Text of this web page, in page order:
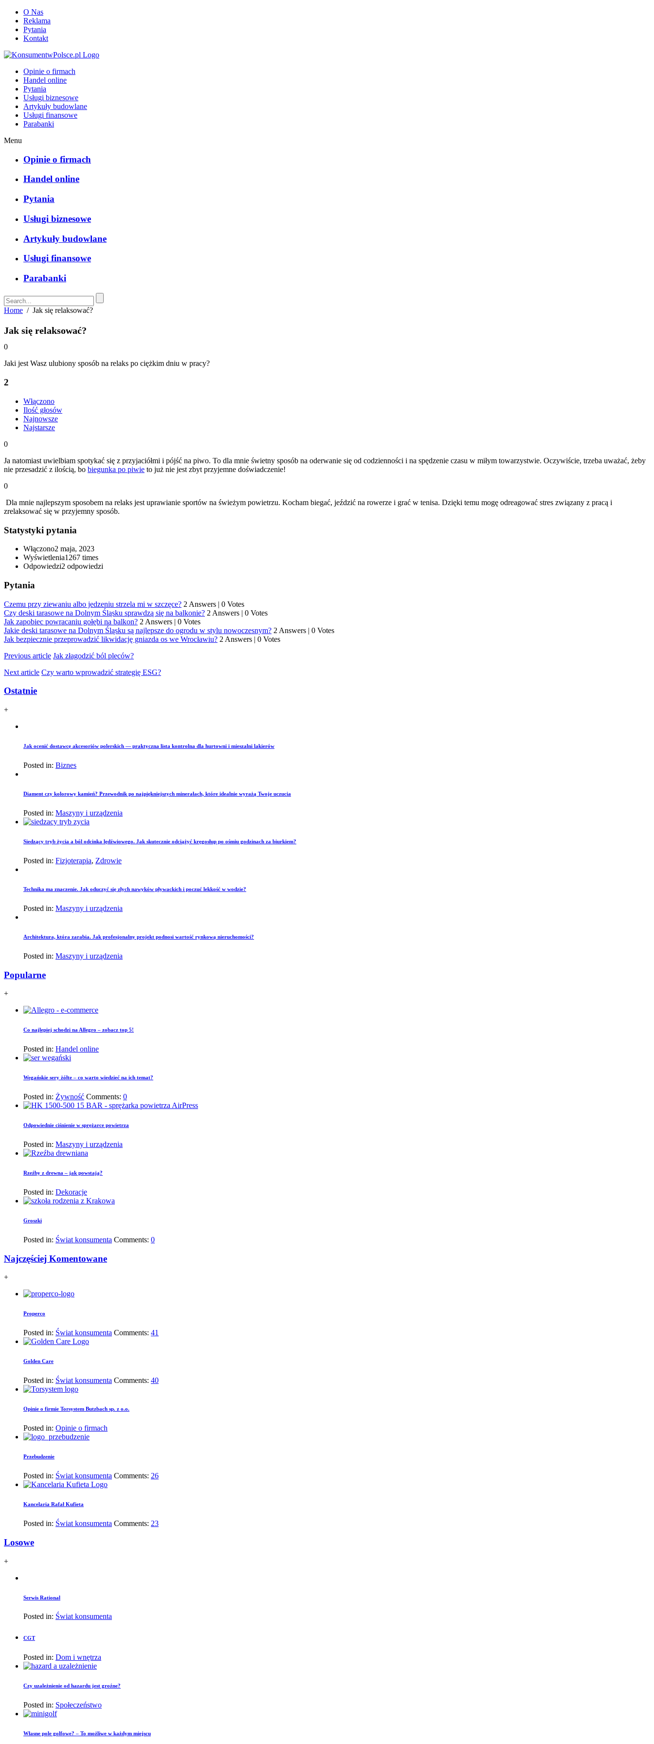
O Nas
Reklama
Pytania
Kontakt
Opinie o firmach
Handel online
Pytania
Usługi biznesowe
Artykuły budowlane
Usługi finansowe
Parabanki
Menu
Opinie o firmach
Handel online
Pytania
Usługi biznesowe
Artykuły budowlane
Usługi finansowe
Parabanki
Home / Jak się relaksować?
Jak się relaksować?
0
Jaki jest Wasz ulubiony sposób na relaks po ciężkim dniu w pracy?
2
Włączono
Ilość głosów
Najnowsze
Najstarsze
0
Ja natomiast uwielbiam spotykać się z przyjaciółmi i pójść na piwo. To dla mnie świetny sposób na oderwanie się od codzienności i na spędzenie czasu w miłym towarzystwie. Oczywiście, trzeba uważać, żeby
nie przesadzić z ilością, bo biegunka po piwie to już nie jest zbyt przyjemne doświadczenie!
0
Dla mnie najlepszym sposobem na relaks jest uprawianie sportów na świeżym powietrzu. Kocham biegać, jeździć na rowerze i grać w tenisa. Dzięki temu mogę odreagować stres związany z pracą i
zrelaksować się w przyjemny sposób.
Statystyki pytania
Włączono2 maja, 2023
Wyświetlenia1267 times
Odpowiedzi2 odpowiedzi
Pytania
Czemu przy ziewaniu albo jedzeniu strzela mi w szczęce? 2 Answers | 0 Votes
Czy deski tarasowe na Dolnym Śląsku sprawdzą się na balkonie? 2 Answers | 0 Votes
Jak zapobiec powracaniu gołębi na balkon? 2 Answers | 0 Votes
Jakie deski tarasowe na Dolnym Śląsku są najlepsze do ogrodu w stylu nowoczesnym? 2 Answers | 0 Votes
Jak bezpiecznie przeprowadzić likwidację gniazda os we Wrocławiu? 2 Answers | 0 Votes
Previous article Jak złagodzić ból pleców?
Next article Czy warto wprowadzić strategię ESG?
Ostatnie
+
Jak ocenić dostawcę akcesoriów polerskich — praktyczna lista kontrolna dla hurtowni i mieszalni lakierów
Posted in: Biznes
Diament czy kolorowy kamień? Przewodnik po najpiękniejszych minerałach, które idealnie wyrażą Twoje uczucia
Posted in: Maszyny i urządzenia
Siedzący tryb życia a ból odcinka lędźwiowego. Jak skutecznie odciążyć kręgosłup po ośmiu godzinach za biurkiem?
Posted in: Fizjoterapia, Zdrowie
Technika ma znaczenie. Jak oduczyć się złych nawyków pływackich i poczuć lekkość w wodzie?
Posted in: Maszyny i urządzenia
Architektura, która zarabia. Jak profesjonalny projekt podnosi wartość rynkową nieruchomości?
Posted in: Maszyny i urządzenia
Popularne
+
Co najlepiej schodzi na Allegro – zobacz top 5!
Posted in: Handel online
Wegańskie sery żółte – co warto wiedzieć na ich temat?
Posted in: Żywność Comments: 0
Odpowiednie ciśnienie w sprężarce powietrza
Posted in: Maszyny i urządzenia
Rzeźby z drewna – jak powstają?
Posted in: Dekoracje
Groszki
Posted in: Świat konsumenta Comments: 0
Najczęściej Komentowane
+
Properco
Posted in: Świat konsumenta Comments: 41
Golden Care
Posted in: Świat konsumenta Comments: 40
Opinie o firmie Torsystem Butzbach sp. z o.o.
Posted in: Opinie o firmach
Przebudzenie
Posted in: Świat konsumenta Comments: 26
Kancelaria Rafał Kufieta
Posted in: Świat konsumenta Comments: 23
Losowe
+
Serwis Rational
Posted in: Świat konsumenta
CGT
Posted in: Dom i wnętrza
Czy uzależnienie od hazardu jest groźne?
Posted in: Społeczeństwo
Własne pole golfowe? – To możliwe w każdym miejscu